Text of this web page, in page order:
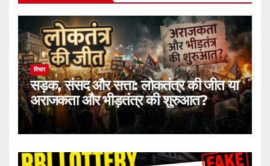
विचार
सड़क, संसद और सत्ता: लोकतंत्र की जीत या
अराजकता और भीड़तंत्र की शुरुआत?